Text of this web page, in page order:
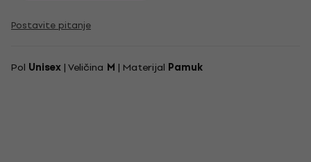
Postavite pitanje
Pol Unisex | Veličina M | Materijal Pamuk